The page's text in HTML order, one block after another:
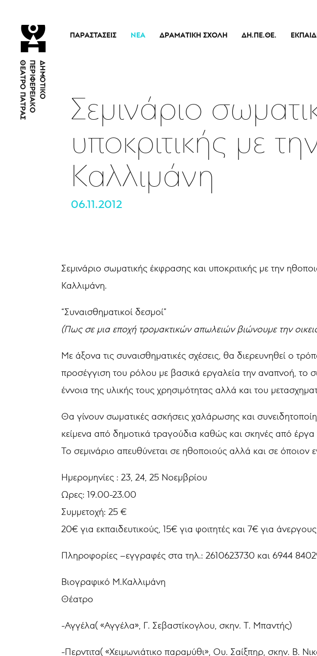
ΠΑΡΑΣΤΆΣΕΙΣ
Εισιτήρια
ΝΈΑ ΔΡΑΜΑΤΙΚΉ ΣΧΟΛΉ
Νέα
ΔΗ.ΠΕ.ΘΕ.
Οικονομικά Στοιχεία
Αποφάσεις Δ.Σ.
Ποιοί Είμαστε
Σεμινάριο
υποκριτικής με
Καλλιμάνη
06.11.2012
Σεμινάριο σωματικής έκφρασης και υποκριτικής με την
Καλλιμάνη.
“Συναισθηματικοί δεσμοί”
(Πως σε μια εποχή τρομακτικών απωλειών βιώνουμε την
Με άξονα τις συναισθηματικές σχέσεις, θα διερευνηθεί ο
προσέγγιση του ρόλου με βασικά εργαλεία την αναπνοή, το
έννοια της υλικής τους χρησιμότητας αλλά και του
Θα γίνουν σωματικές ασκήσεις χαλάρωσης και
κείμενα από δημοτικά τραγούδια καθώς και σκηνές από
Το σεμινάριο απευθύνεται σε ηθοποιούς αλλά και σε όποιον
Ημερομηνίες : 23, 24, 25 Νοεμβρίου
Ωρες: 19.00-23.00
Συμμετοχή: 25 €
20€ για εκπαιδευτικούς, 15€ για φοιτητές και 7€ για άνεργους
Πληροφορίες –εγγραφές στα τηλ.: 2610623730 και 6944
Βιογραφικό Μ.Καλλιμάνη
Θέατρο
-Αγγέλα( «Αγγέλα», Γ. Σεβαστίκογλου, σκην. Τ. Μπαντής)
-Περντιτα( «Χειμωνιάτικο παραμύθι», Ου. Σαίξπηρ, σκην. Β.